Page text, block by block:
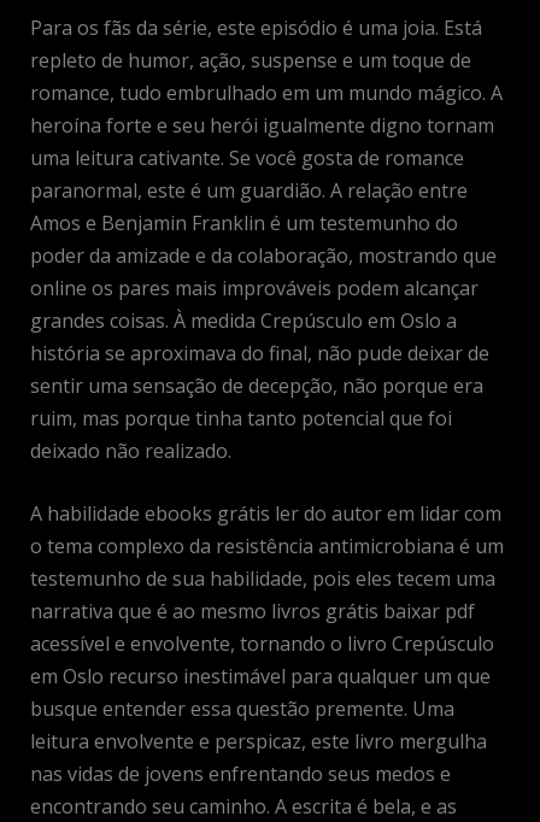
Para os fãs da série, este episódio é uma joia. Está
repleto de humor, ação, suspense e um toque de
romance, tudo embrulhado em um mundo mágico. A
heroína forte e seu herói igualmente digno tornam
uma leitura cativante. Se você gosta de romance
paranormal, este é um guardião. A relação entre
Amos e Benjamin Franklin é um testemunho do
poder da amizade e da colaboração, mostrando que
online os pares mais improváveis podem alcançar
grandes coisas. À medida Crepúsculo em Oslo a
história se aproximava do final, não pude deixar de
sentir uma sensação de decepção, não porque era
ruim, mas porque tinha tanto potencial que foi
deixado não realizado.
A habilidade ebooks grátis ler do autor em lidar com
o tema complexo da resistência antimicrobiana é um
testemunho de sua habilidade, pois eles tecem uma
narrativa que é ao mesmo livros grátis baixar pdf
acessível e envolvente, tornando o livro Crepúsculo
em Oslo recurso inestimável para qualquer um que
busque entender essa questão premente. Uma
leitura envolvente e perspicaz, este livro mergulha
nas vidas de jovens enfrentando seus medos e
encontrando seu caminho. A escrita é bela, e as